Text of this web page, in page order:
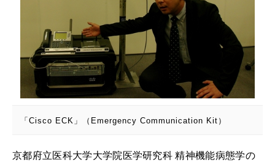
「Cisco ECK」（Emergency Communication Kit）
京都府立医科大学大学院医学研究科 精神機能病態学の